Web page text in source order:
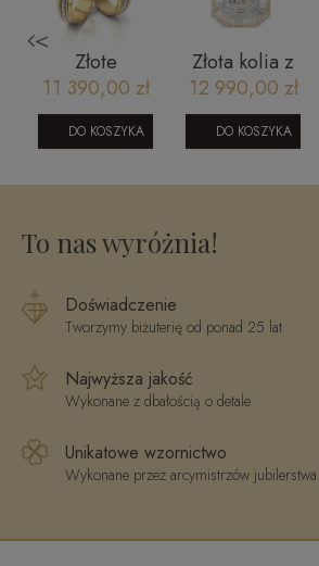
<
Złote
obrączki
ślubne model
69 żółto białe
złoto
11 390,00 zł
DO KOSZYKA
Złota kolia z
brylantami
Florencja
0,46 ct
Glamour
N11878Y
12 990,00 zł
DO KOSZYKA
To nas wyróżnia!
Doświadczenie
Tworzymy biżuterię od ponad 25 lat
Najwyższa jakość
Wykonane z dbałością o detale
Unikatowe wzornictwo
Wykonane przez arcymistrzów jubilerstwa